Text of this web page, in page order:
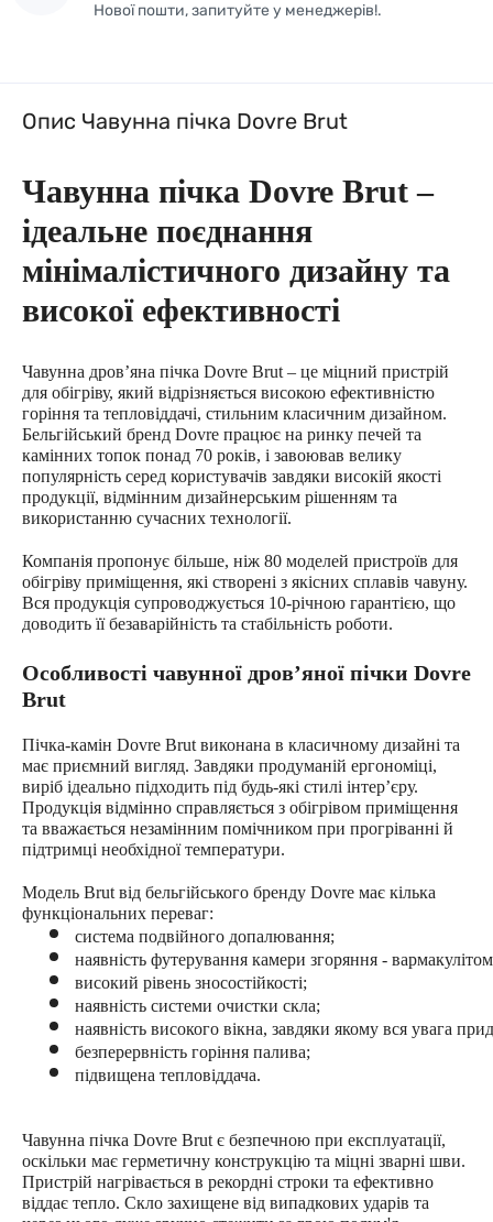
Нової пошти, запитуйте у менеджерів!.
Опис Чавунна пічка Dovre Brut
Чавунна пічка Dovre Brut –
ідеальне поєднання
мінімалістичного дизайну та
високої ефективності
Чавунна дровʼяна пічка Dovre Brut – це міцний пристрій
для обігріву, який відрізняється високою ефективністю
горіння та тепловіддачі, стильним класичним дизайном.
Бельгійський бренд Dovre працює на ринку печей та
камінних топок понад 70 років, і завоював велику
популярність серед користувачів завдяки високій якості
продукції, відмінним дизайнерським рішенням та
використанню сучасних технології.
Компанія пропонує більше, ніж 80 моделей пристроїв для
обігріву приміщення, які створені з якісних сплавів чавуну.
Вся продукція супроводжується 10-річною гарантією, що
доводить її безаварійність та стабільність роботи.
Особливості чавунної дровʼяної пічки Dovre
Brut
Пічка-камін Dovre Brut виконана в класичному дизайні та
має приємний вигляд. Завдяки продуманій ергономіці,
виріб ідеально підходить під будь-які стилі інтерʼєру.
Продукція відмінно справляється з обігрівом приміщення
та вважається незамінним помічником при прогріванні й
підтримці необхідної температури.
Модель Brut від бельгійського бренду Dovre має кілька
функціональних переваг:
система подвійного допалювання;
наявність футерування камери згоряння - вармакулітом
високий рівень зносостійкості;
наявність системи очистки скла;
наявність високого вікна, завдяки якому вся увага
безперервність горіння палива;
підвищена тепловіддача.
Чавунна пічка Dovre Brut є безпечною при експлуатації,
оскільки має герметичну конструкцію та міцні зварні шви.
Пристрій нагрівається в рекордні строки та ефективно
віддає тепло. Скло захищене від випадкових ударів та